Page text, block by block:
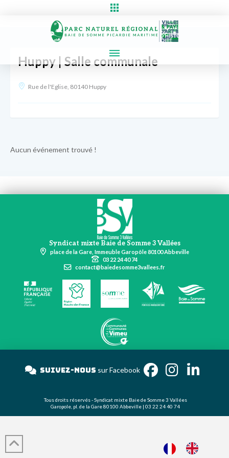
Huppy | Salle communale
Rue de l'Eglise, 80140 Huppy
Aucun événement trouvé !
Syndicat mixte Baie de Somme 3 Vallées
place de la Gare, Immeuble Garopôle 80100 Abbeville
03 22 24 40 74
contact@baiedesomme3vallees.fr
Suivez-nous sur Facebook
Tous droits réservés - Syndicat mixte Baie de Somme 3 Vallées
Garopole, pl. de la Gare 80100 Abbeville | 03 22 24 40 74